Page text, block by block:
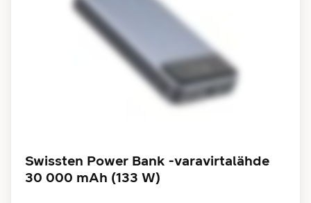
Swissten Power Bank -varavirtalähde
30 000 mAh (133 W)